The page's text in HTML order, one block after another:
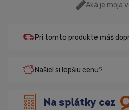
Aká je moja
Pri tomto produkte máš
Našiel si lepšiu cenu?